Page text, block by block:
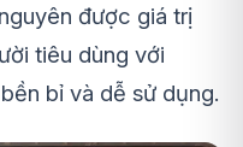
được giá trị
tiêu dùng với
bỉ và dễ sử dụng.